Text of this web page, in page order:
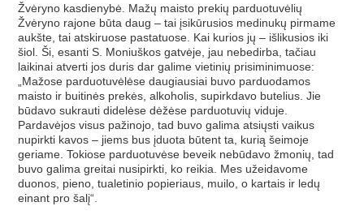
Žvėryno kasdienybė. Mažų maisto prekių parduotuvėlių
Žvėryno rajone būta daug – tai įsikūrusios medinukų pirmame
aukšte, tai atskiruose pastatuose. Kai kurios jų – išlikusios iki
šiol. Ši, esanti S. Moniuškos gatvėje, jau nebedirba, tačiau
laikinai atverti jos duris dar galime vietinių prisiminimuose:
„Mažose parduotuvėlėse daugiausiai buvo parduodamos
maisto ir buitinės prekės, alkoholis, supirkdavo butelius. Jie
būdavo sukrauti didelėse dėžėse parduotuvių viduje.
Pardavėjos visus pažinojo, tad buvo galima atsiųsti vaikus
nupirkti kavos – jiems bus įduota būtent ta, kurią šeimoje
geriame. Tokiose parduotuvėse beveik nebūdavo žmonių, tad
buvo galima greitai nusipirkti, ko reikia. Mes užeidavome
duonos, pieno, tualetinio popieriaus, muilo, o kartais ir ledų
einant pro šalį“.